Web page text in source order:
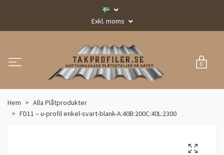
Exkl. moms
0
Hem
Alla Plåtprodukter
FD11 – u-profil enkel-svart-blank-A:40B:200C:40L:2300